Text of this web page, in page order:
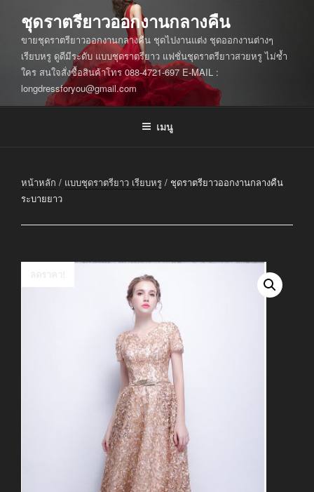
บทความ
ชุดราตรียาวออกงานกลางคืน
ขายชุดราตรียาวออกงานกลางคืน ชุดไปงานแต่ง ชุดออกงานต่างๆ
เรียบหรู ดูดีมีระดับ แบบชุดราตรียาว แฟชั่นชุดราตรียาวสวยหรู ไม่ซ้ำ
ใคร สนใจสั่งซื้อสินค้าโทร 088-4721-697 E-MAIL :
longdressforyou@gmail.com
เมนู
หน้าหลัก / แบบชุดราตรียาว เรียบหรู / ชุดราตรียาวออกงานกลางคืน
ระบายยาว